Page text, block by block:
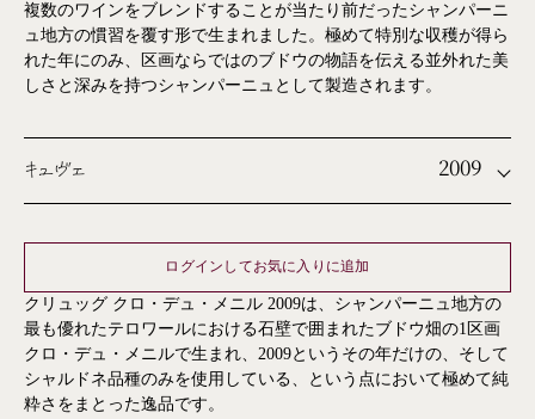
複数のワインをブレンドすることが当たり前だったシャンパーニ
ュ地方の慣習を覆す形で生まれました。極めて特別な収穫が得ら
れた年にのみ、区画ならではのブドウの物語を伝える並外れた美
しさと深みを持つシャンパーニュとして製造されます。
キュヴェ 2009
ログインしてお気に入りに追加
クリュッグ クロ・デュ・メニル 2009は、シャンパーニュ地方の
最も優れたテロワールにおける石壁で囲まれたブドウ畑の1区画
クロ・デュ・メニルで生まれ、2009というその年だけの、そして
シャルドネ品種のみを使用している、という点において極めて純
粋さをまとった逸品です。